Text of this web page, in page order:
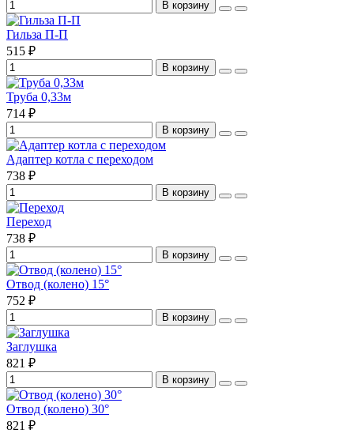
В корзину
Гильза П-П
515 ₽
В корзину
Труба 0,33м
714 ₽
В корзину
Адаптер котла с переходом
738 ₽
В корзину
Переход
738 ₽
В корзину
Отвод (колено) 15°
752 ₽
В корзину
Заглушка
821 ₽
В корзину
Отвод (колено) 30°
821 ₽